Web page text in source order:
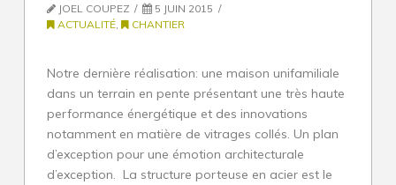
Esthétique du galet
Architectures
Villa d’exception et de prestige
JOEL COUPEZ
5 JUIN 2015
ACTUALITÉ, CHANTIER
Notre dernière réalisation: une maison unifamiliale
dans un terrain en pente présentant une très haute
performance énergétique et des innovations
notamment en matière de vitrages collés. Un plan
d’exception pour une émotion architecturale
d’exception. La structure porteuse en acier est le